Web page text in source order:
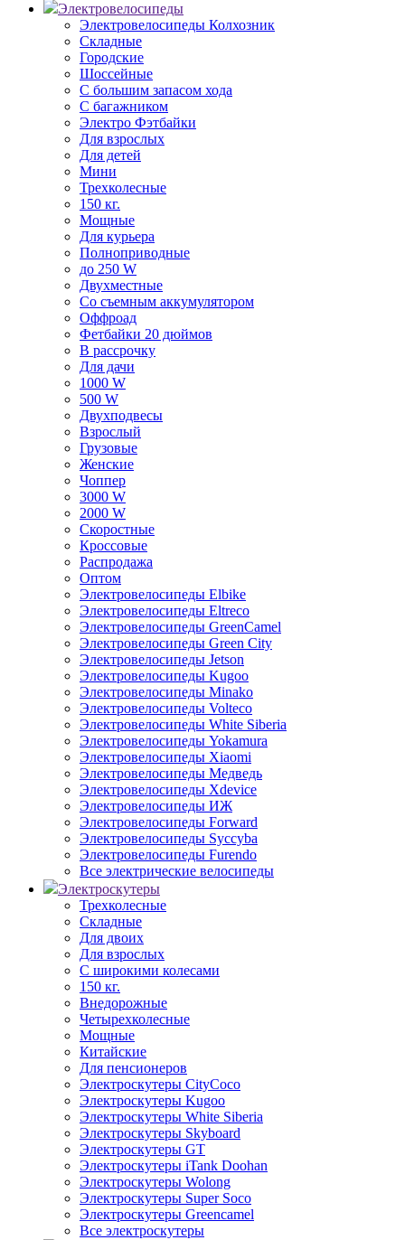
Электровелосипеды
Электровелосипеды Колхозник
Складные
Городские
Шоссейные
С большим запасом хода
С багажником
Электро Фэтбайки
Для взрослых
Для детей
Мини
Трехколесные
150 кг.
Мощные
Для курьера
Полноприводные
до 250 W
Двухместные
Со съемным аккумулятором
Оффроад
Фетбайки 20 дюймов
В рассрочку
Для дачи
1000 W
500 W
Двухподвесы
Взрослый
Грузовые
Женские
Чоппер
3000 W
2000 W
Скоростные
Кроссовые
Распродажа
Оптом
Электровелосипеды Elbike
Электровелосипеды Eltreco
Электровелосипеды GreenCamel
Электровелосипеды Green City
Электровелосипеды Jetson
Электровелосипеды Kugoo
Электровелосипеды Minako
Электровелосипеды Volteco
Электровелосипеды White Siberia
Электровелосипеды Yokamura
Электровелосипеды Xiaomi
Электровелосипеды Медведь
Электровелосипеды Xdevice
Электровелосипеды ИЖ
Электровелосипеды Forward
Электровелосипеды Syccyba
Электровелосипеды Furendo
Все электрические велосипеды
Электроскутеры
Трехколесные
Складные
Для двоих
Для взрослых
С широкими колесами
150 кг.
Внедорожные
Четырехколесные
Мощные
Китайские
Для пенсионеров
Электроскутеры CityCoco
Электроскутеры Kugoo
Электроскутеры White Siberia
Электроскутеры Skyboard
Электроскутеры GT
Электроскутеры iTank Doohan
Электроскутеры Wolong
Электроскутеры Super Soco
Электроскутеры Greencamel
Все электроскутеры